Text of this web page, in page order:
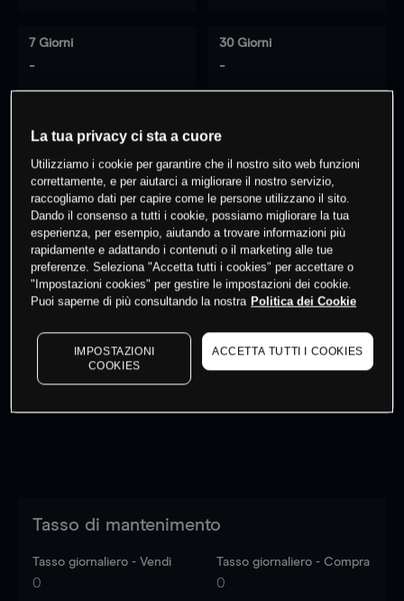
7 Giorni
-
30 Giorni
-
0 % dei clienti hanno posizioni
questo prodotto
Fai trading
I prezzi sono solo indicativi. Accediper vedere gli ultimi
dati di mercato
to see latest market data
Tasso di mantenimento
Tasso giornaliero - Vendi
0
Tasso giornaliero - Compra
0
La tua privacy ci sta a cuore
Utilizziamo i cookie per garantire che il nostro sito web funzioni
correttamente, e per aiutarci a migliorare il nostro servizio,
raccogliamo dati per capire come le persone utilizzano il sito.
Dando il consenso a tutti i cookie, possiamo migliorare la tua
esperienza, per esempio, aiutando a trovare informazioni più
rapidamente e adattando i contenuti o il marketing alle tue
preferenze. Seleziona "Accetta tutti i cookies" per accettare o
"Impostazioni cookies" per gestire le impostazioni dei cookie.
Puoi saperne di più consultando la nostra Politica dei Cookie
IMPOSTAZIONI
COOKIES
ACCETTA TUTTI I COOKIES